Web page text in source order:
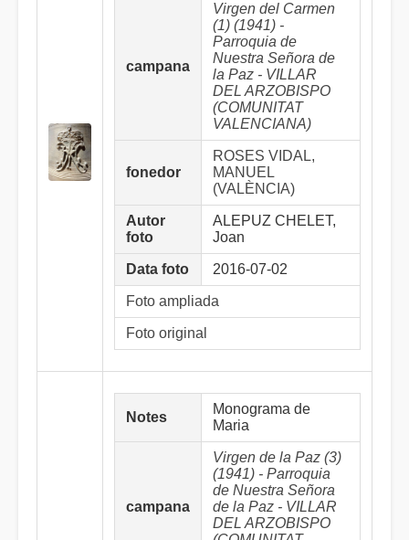
campana
Virgen del Carmen
(1) (1941) -
Parroquia de
Nuestra Señora de
la Paz - VILLAR
DEL ARZOBISPO
(COMUNITAT
VALENCIANA)
fonedor
ROSES VIDAL,
MANUEL
(VALÈNCIA)
Autor
foto
ALEPUZ CHELET,
Joan
Data foto 2016-07-02
Foto ampliada
Foto original
Notes
Monograma de
Maria
campana
Virgen de la Paz (3)
(1941) - Parroquia
de Nuestra Señora
de la Paz - VILLAR
DEL ARZOBISPO